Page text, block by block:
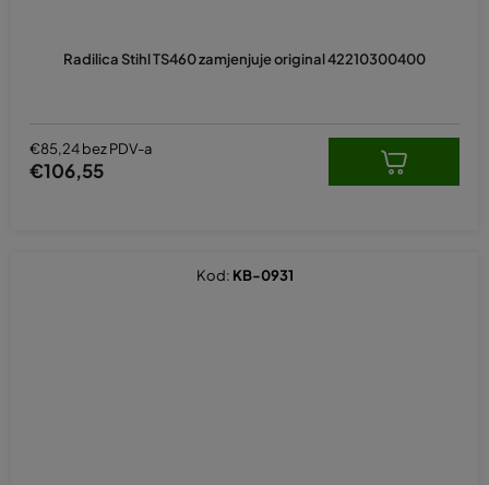
Radilica Stihl TS460 zamjenjuje original 42210300400
€85,24 bez PDV-a
€106,55
Kod: KB-0931